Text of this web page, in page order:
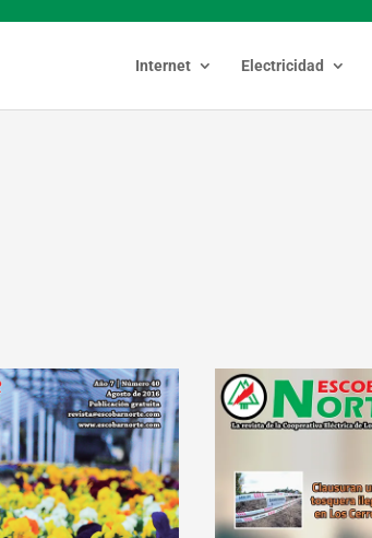
Internet Electricidad